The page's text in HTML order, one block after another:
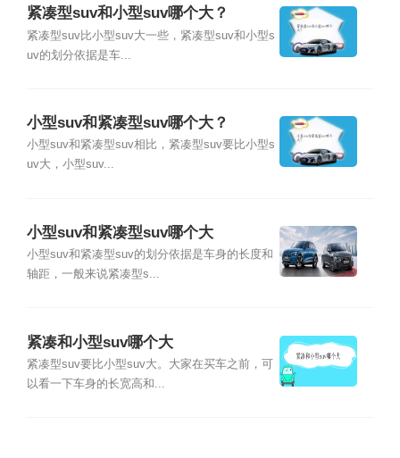
紧凑型suv和小型suv哪个大？
紧凑型suv比小型suv大一些，紧凑型suv和小型s
uv的划分依据是车...
小型suv和紧凑型suv哪个大？
小型suv和紧凑型suv相比，紧凑型suv要比小型s
uv大，小型suv...
小型suv和紧凑型suv哪个大
小型suv和紧凑型suv的划分依据是车身的长度和
轴距，一般来说紧凑型s...
紧凑和小型suv哪个大
紧凑型suv要比小型suv大。大家在买车之前，可
以看一下车身的长宽高和...